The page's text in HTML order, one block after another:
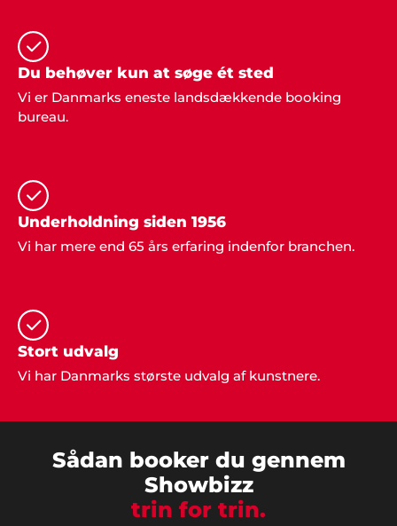
Per Nielsen, Odense
"Vi valgte Showbizz Danmark som leverandør til
"Tak. Bare tak... Det var fantastisk at få professionel
vejledning i forbindelse med vores fest".
"Vi har kun ros til underholdningen til vores fest.
Det blev et meget vellykket arrangement som vi
kan kigge tilbage på med glæde i mange år
fremover. Mange tak til jer".
Du behøver kun at søge ét sted
Vi er Danmarks eneste landsdækkende booking
bureau.
Underholdning siden 1956
Vi har mere end 65 års erfaring indenfor branchen.
Stort udvalg
Vi har Danmarks største udvalg af kunstnere.
Sådan booker du gennem
Showbizz
trin for trin.